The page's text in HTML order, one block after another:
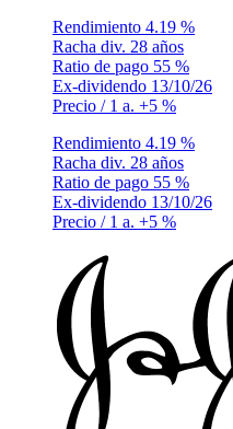
Rendimiento 4.19 %
Racha div. 28 años
Ratio de pago 55 %
Ex-dividendo 13/10/26
Precio / 1 a. +5 %
Rendimiento 4.19 %
Racha div. 28 años
Ratio de pago 55 %
Ex-dividendo 13/10/26
Precio / 1 a. +5 %